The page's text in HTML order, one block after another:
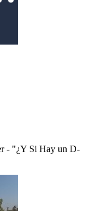
- "¿Y Si Hay un D-